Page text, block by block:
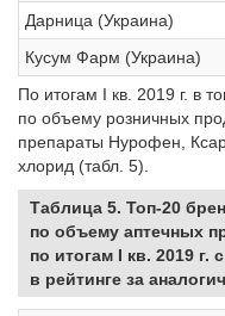
Дарница (Украина)
Кусум Фарм (Украина)
По итогам I кв. 2019 г. в
по объему розничных
препараты Нурофен,
хлорид (табл. 5).
Таблица 5. Топ-20
по объему аптечных
по итогам I кв. 2019 г.
в рейтинге за